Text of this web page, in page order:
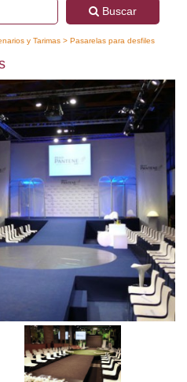
Buscar
y Tarimas > Pasarelas para desfiles